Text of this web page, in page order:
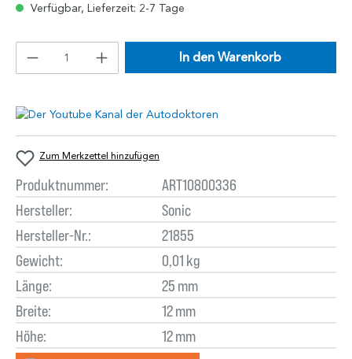
Verfügbar, Lieferzeit: 2-7 Tage
In den Warenkorb
Zum Merkzettel hinzufügen
Produktnummer:
ART10800336
Hersteller:
Sonic
Hersteller-Nr.:
21855
Gewicht:
0,01 kg
Länge:
25 mm
Breite:
12 mm
Höhe:
12 mm